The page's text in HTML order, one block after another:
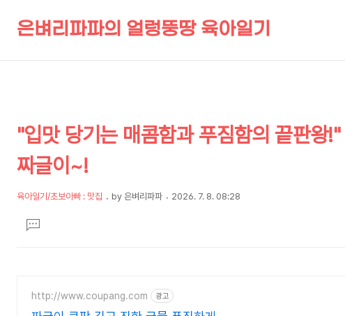
은벼리파파의 얼렁뚱땅 육아일기
상
컨
츠
본
제
목
"입맛 당기는 매콤함과 푸짐함의 끝판왕
짜글이~!
육아일기/초보아빠 : 맛집 by 은벼리파파 2026. 7. 8. 08:28
댓
글
http://www.coupang.com 광고